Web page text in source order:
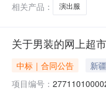
相关产品：
演出服
关于男装的网上超
中标｜合同公告
新
项目编号：